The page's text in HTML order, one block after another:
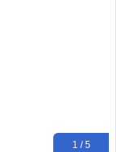
1 / 5